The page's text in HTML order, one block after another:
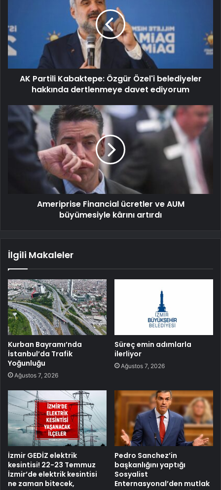
AK Partili Kabaktepe: Özgür Özel'i belediyeler
hakkında dertlenmeye davet ediyorum
Ameriprise Financial ücretler ve AUM
büyümesiyle kârını artırdı
İlgili Makaleler
Kurban Bayramı’nda
İstanbul’da Trafik
Yoğunluğu
Ağustos 7, 2026
Süreç emin adımlarla
ilerliyor
Ağustos 7, 2026
İzmir GEDİZ elektrik
kesintisi! 22-23 Temmuz
İzmir’de elektrik kesintisi
ne zaman bitecek,
Pedro Sanchez’in
başkanlığını yaptığı
Sosyalist
Enternasyonal’den mutlak